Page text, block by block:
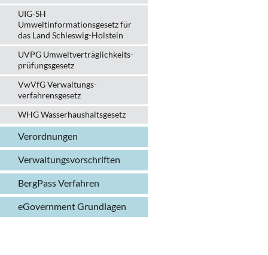
UIG-SH
Umweltinformationsgesetz für
das Land Schleswig-Holstein
UVPG Umweltverträglich­keits­
prüfungs­gesetz
VwVfG Verwaltungs­
verfahrens­gesetz
WHG Wasserhaushalts­gesetz
Verordnungen
Verwaltungs­vorschriften
BergPass Verfahren
eGovernment Grundlagen